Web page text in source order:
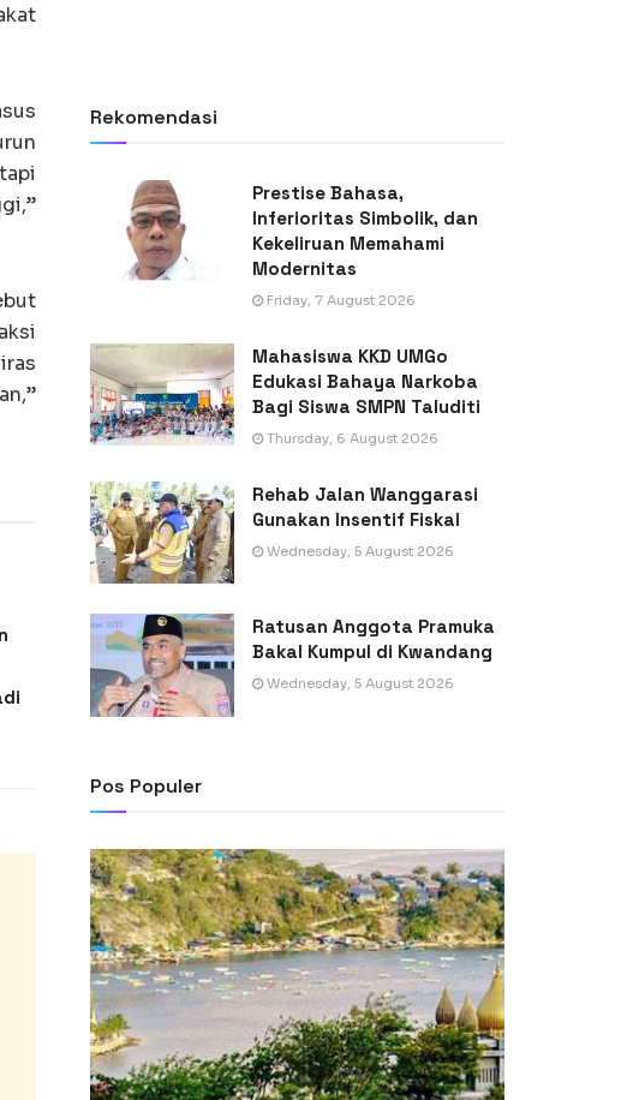
Rekomendasi
Prestise Bahasa,
Inferioritas Simbolik, dan
Kekeliruan Memahami
Modernitas
Friday, 7 August 2026
Mahasiswa KKD UMGo
Edukasi Bahaya Narkoba
Bagi Siswa SMPN Taluditi
Thursday, 6 August 2026
Rehab Jalan Wanggarasi
Gunakan Insentif Fiskal
Wednesday, 5 August 2026
Ratusan Anggota Pramuka
Bakal Kumpul di Kwandang
Wednesday, 5 August 2026
Pos Populer